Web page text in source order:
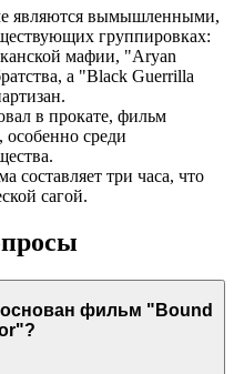
являются вымышленными,
группировках:
мафии, "Aryan
а "Black Guerrilla
в прокате, фильм
особенно среди
составляет три часа, что
сагой.
фильм "Bound